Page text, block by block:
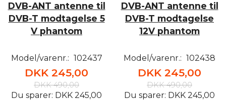
DVB-ANT antenne til
DVB-T modtagelse 5
V phantom
Model/varenr.: 102437
DKK 245,00
DKK 490,00
Du sparer: DKK 245,00
DVB-ANT antenne til
DVB-T modtagelse
12V phantom
Model/varenr.: 102438
DKK 245,00
DKK 490,00
Du sparer: DKK 245,00